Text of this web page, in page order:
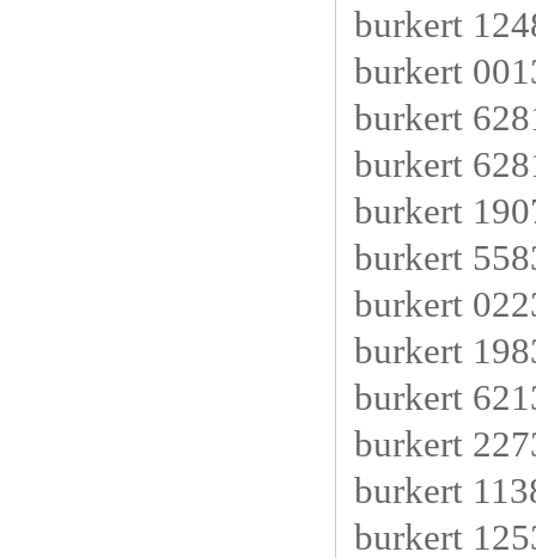
burkert
burkert
burkert
burkert
burkert
burkert
burkert
burkert
burkert
burkert
burkert
burkert